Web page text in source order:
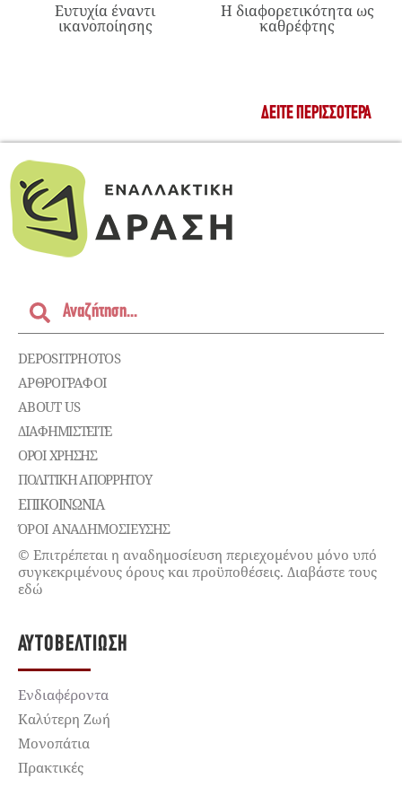
Ευτυχία έναντι
ικανοποίησης
Η διαφορετικότητα ως
καθρέφτης
ΔΕΊΤΕ ΠΕΡΙΣΣΌΤΕΡΑ
DEPOSITPHOTOS
ΑΡΘΡΟΓΡΑΦΟΙ
ABOUT US
ΔΙΑΦΗΜΙΣΤΕΊΤΕ
ΌΡΟΙ ΧΡΉΣΗΣ
ΠΟΛΙΤΙΚΉ ΑΠΟΡΡΉΤΟΥ
ΕΠΙΚΟΙΝΩΝΊΑ
ΌΡΟΙ ΑΝΑΔΗΜΟΣΙΕΥΣΗΣ
© Επιτρέπεται η αναδημοσίευση περιεχομένου μόνο υπό
συγκεκριμένους όρους και προϋποθέσεις. Διαβάστε τους
εδώ
ΑΥΤΟΒΕΛΤΊΩΣΗ
Ενδιαφέροντα
Καλύτερη Ζωή
Μονοπάτια
Πρακτικές